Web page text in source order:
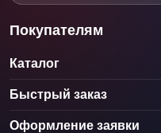
Покупателям
Каталог
Быстрый заказ
Оформление заявки